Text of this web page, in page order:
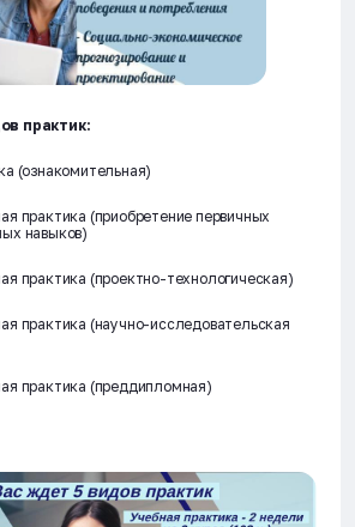
практик:
(ознакомительная)
практика (приобретение первичных
навыков)
практика (проектно-технологическая)
практика (научно-исследовательская
практика (преддипломная)